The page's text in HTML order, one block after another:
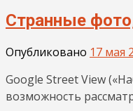
Странные
Опубликовано 17 мая
Google Street View
возможность